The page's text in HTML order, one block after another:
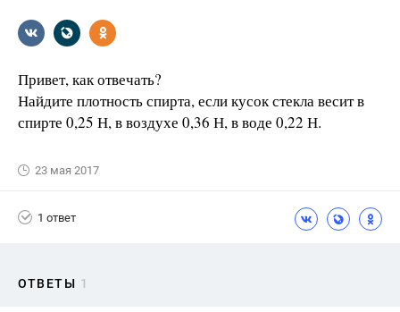
Привет, как отвечать?
Найдите плотность спирта, если кусок стекла ве­сит в
спирте 0,25 Н, в воздухе 0,36 Н, в воде 0,22 Н.
23 мая 2017
1 ответ
ОТВЕТЫ 1